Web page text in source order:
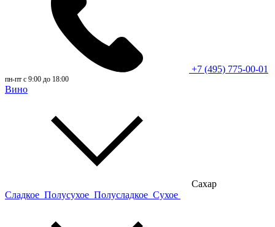
+7 (495) 775-00-01
пн-пт с 9:00 до 18:00
Вино
Сахар
Сладкое Полусухое Полусладкое Сухое